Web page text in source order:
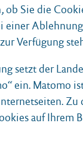
ob Sie die
einer
Verfügung
setzt der
ein. Matomo
auf Ihrem